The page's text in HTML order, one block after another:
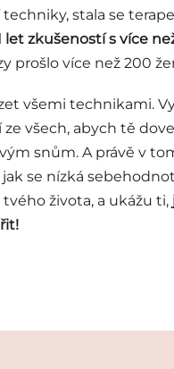
stala se
let zkušeností s více
prošlo více než 200
všemi technikami.
všech, abych tě
snům. A právě v
se nízká
života, a ukážu ti,